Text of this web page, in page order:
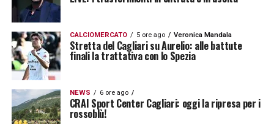
CALCIOMERCATO 5 ore ago Veronica Mandala
Stretta del Cagliari su Aurelio: alle battute
finali la trattativa con lo Spezia
NEWS 6 ore ago
CRAI Sport Center Cagliari: oggi la ripresa per i
rossoblù!